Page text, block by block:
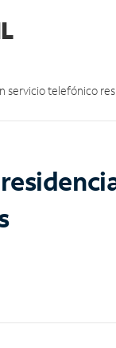
servicio telefónico